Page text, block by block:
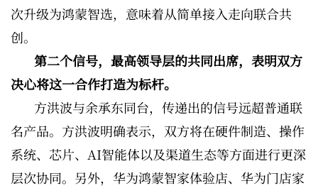
次升级为鸿蒙智选，意味着从简单接入走向联合共
创。
第二个信号，最高领导层的共同出席，表明双方
决心将这一合作打造为标杆。
方洪波与余承东同台，传递出的信号远超普通联
名产品。方洪波明确表示，双方将在硬件制造、操作
系统、芯片、AI智能体以及渠道生态等方面进行更深
层次协同。另外，华为鸿蒙智家体验店、华为门店家